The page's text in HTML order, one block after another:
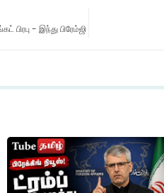
- இந்து பிரேம்ஜி